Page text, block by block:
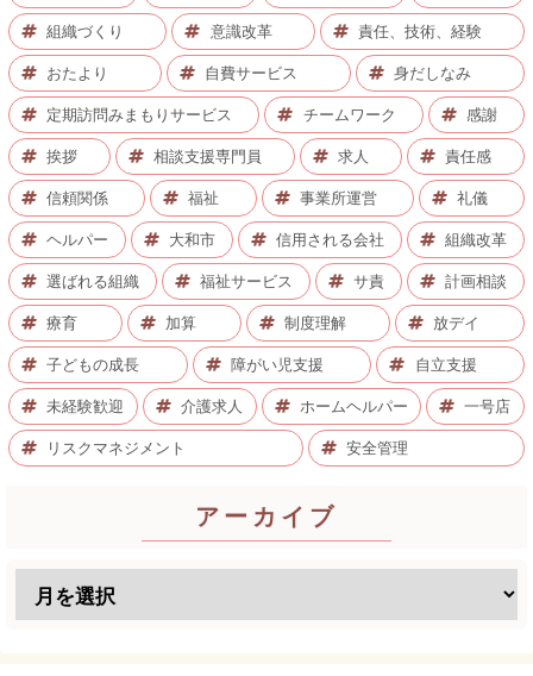
組織づくり 意識改革 責任、技術、経験
おたより 自費サービス 身だしなみ
定期訪問みまもりサービス チームワーク 感謝
挨拶 相談支援専門員 求人 責任感
信頼関係 福祉 事業所運営 礼儀
ヘルパー 大和市 信用される会社 組織改革
選ばれる組織 福祉サービス サ責 計画相談
療育 加算 制度理解 放デイ
子どもの成長 障がい児支援 自立支援
未経験歓迎 介護求人 ホームヘルパー 一号店
リスクマネジメント 安全管理
アーカイブ